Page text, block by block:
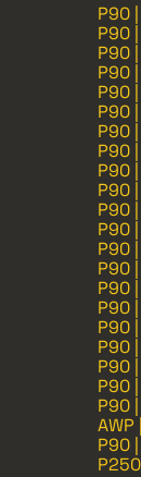
P90
P90
P90
P90
P90
P90
P90
P90
P90
P90
P90
P90
P90
P90
P90
P90
P90
P90
P90
P90
P90
P90